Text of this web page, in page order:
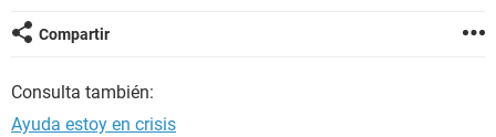
GLOSARIO
Compartir
Consulta también:
Ayuda estoy en crisis